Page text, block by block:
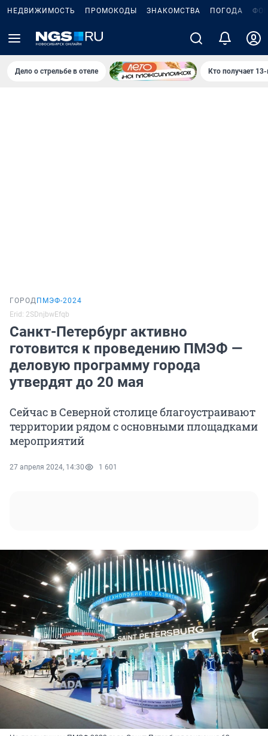
НЕДВИЖИМОСТЬ ПРОМОКОДЫ ЗНАКОМСТВА ПОГОДА
Дело о стрельбе в отеле Кто получает
ГОРОД ПМЭФ-2024
Erid: 2SDnjbwEfqb
Санкт-Петербург активно
готовится к проведению ПМЭФ —
деловую программу города
утвердят до 20 мая
Сейчас в Северной столице благоустраивают
территории рядом с основными площадками
мероприятий
27 апреля 2024, 14:30 1 601